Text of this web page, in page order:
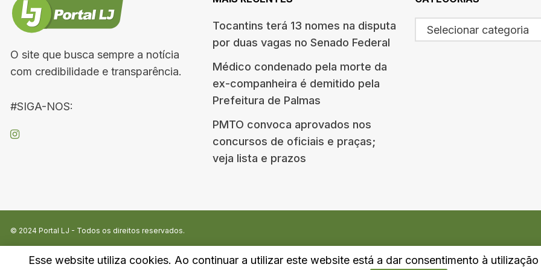
O site que busca sempre a notícia
com credibilidade e transparência.
#SIGA-NOS:
Tocantins terá 13 nomes na disputa
por duas vagas no Senado Federal
Médico condenado pela morte da
ex-companheira é demitido pela
Prefeitura de Palmas
PMTO convoca aprovados nos
concursos de oficiais e praças;
veja lista e prazos
Selecionar categoria
© 2024 Portal LJ - Todos os direitos reservados.
Esse website utiliza cookies. Ao continuar a utilizar este website está a dar consentimento à